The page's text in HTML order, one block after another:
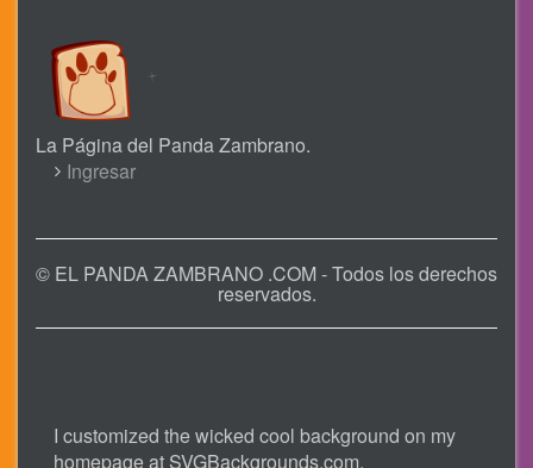
La Página del Panda Zambrano.
USER
MENU
Ingresar
© EL PANDA ZAMBRANO .COM - Todos los derechos
reservados.
I customized the wicked cool background on my
homepage at SVGBackgrounds.com.